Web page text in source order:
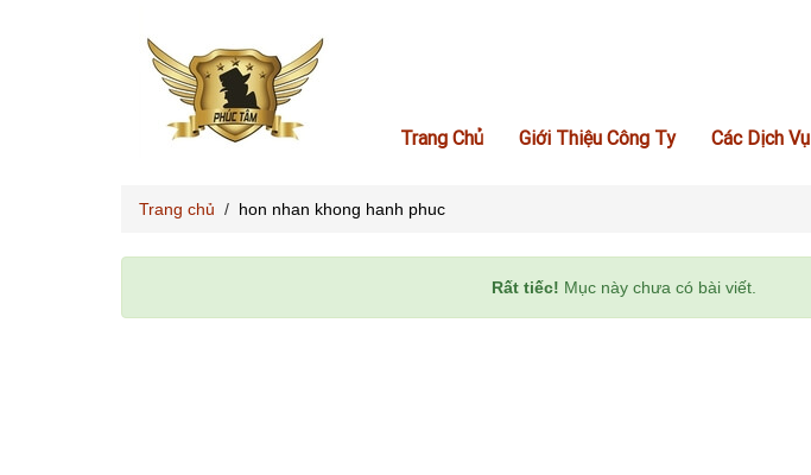
Trang Chủ Giới Thiệu Công Ty Các Dịch Vụ
Trang chủ / hon nhan khong hanh phuc
Rất tiếc! Mục này chưa có bài viết.